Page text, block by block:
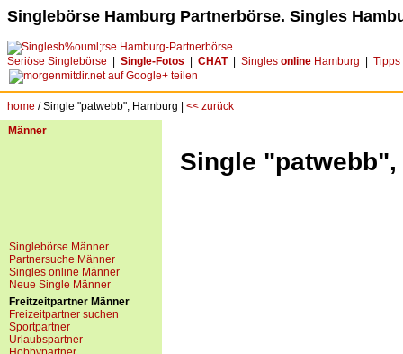
Singlebörse Hamburg Partnerbörse. Singles
Seriöse Singlebörse Single-Fotos CHAT| Singles online Hamburg Tipps
home / Single "patwebb", Hamburg | << zurück
Männer
Singlebörse Männer
Partnersuche Männer
Singles online Männer
Neue Single Männer
Freitzeitpartner Männer
Freizeitpartner suchen
Sportpartner
Urlaubspartner
Single "patwebb",